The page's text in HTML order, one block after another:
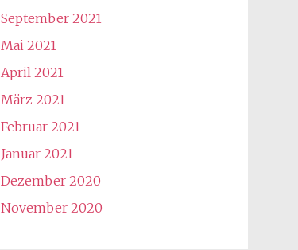
September 2021
Mai 2021
April 2021
März 2021
Februar 2021
Januar 2021
Dezember 2020
November 2020